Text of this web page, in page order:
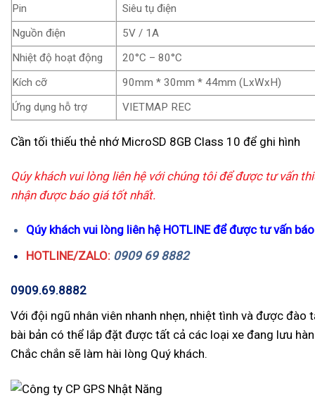
Pin
Siêu tụ điện
Nguồn điện
5V / 1A
Nhiệt độ hoạt động
20°C – 80°C
Kích cỡ
90mm * 30mm * 44mm (LxWxH)
Ứng dụng hỗ trợ
VIETMAP REC
Cần tối thiếu thẻ nhớ MicroSD 8GB Class 10 để ghi hình
Qúy khách vui lòng liên hệ với chúng tôi để được tư vấn
nhận được báo giá tốt nhất.
Qúy khách vui lòng liên hệ HOTLINE để được tư vấn
HOTLINE/ZALO: 0909 69 8882
0909.69.8882
Với đội ngũ nhân viên nhanh nhẹn, nhiệt tình và được đào
bài bản có thể lắp đặt được tất cả các loại xe đang lưu
Chắc chắn sẽ làm hài lòng Quý khách.